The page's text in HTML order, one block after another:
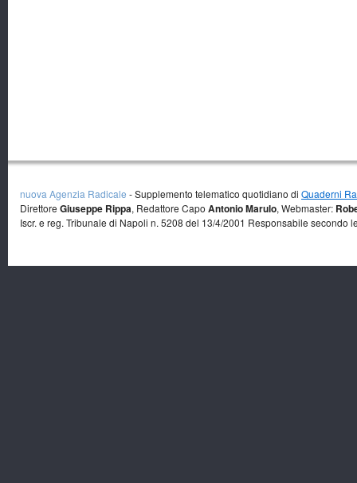
nuova Agenzia Radicale - Supplemento telematico quotidiano di Quaderni
Direttore Giuseppe Rippa, Redattore Capo Antonio Marulo, Webmaster:
Iscr. e reg. Tribunale di Napoli n. 5208 del 13/4/2001 Responsabile secondo